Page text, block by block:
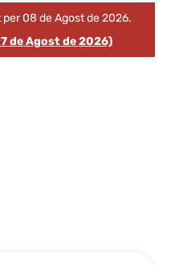
08 de Agost de 2026.
de Agost de 2026)